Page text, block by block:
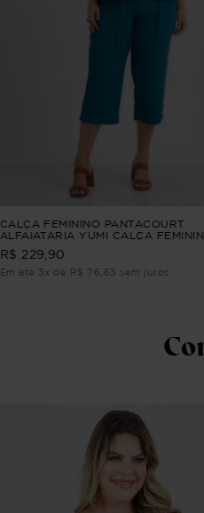
CALÇA FEMININO PANTACOURT
ALFAIATARIA YUMI CALÇA
PANTACOURT ALFAIATARIA Verde M
R$ 229,90
Em até 3x de R$ 76,63 sem juros